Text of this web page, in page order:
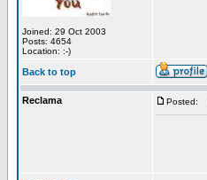
Joined: 29 Oct 2003
Posts: 4654
Location: :-)
Back to top
Reclama Posted: